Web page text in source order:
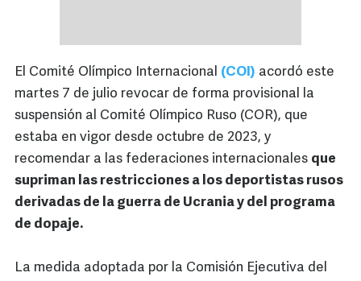
El Comité Olímpico Internacional (COI) acordó este
martes 7 de julio revocar de forma provisional la
suspensión al Comité Olímpico Ruso (COR), que
estaba en vigor desde octubre de 2023, y
recomendar a las federaciones internacionales que
supriman las restricciones a los deportistas rusos
derivadas de la guerra de Ucrania y del programa
de dopaje.
La medida adoptada por la Comisión Ejecutiva del